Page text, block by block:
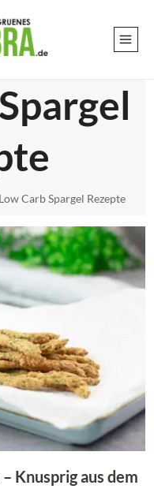
Low Carb Spargel Rezepte
Knusprig aus dem